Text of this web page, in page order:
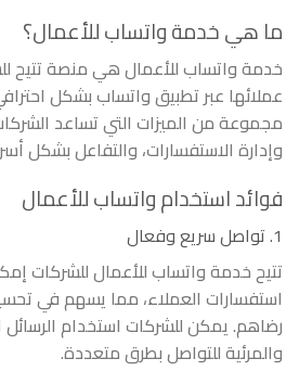
ما هي خدمة واتساب للأعمال؟
خدمة واتساب للأعمال هي منصة تتيح
عملائها عبر تطبيق واتساب بشكل
مجموعة من الميزات التي تساعد
وإدارة الاستفسارات، والتفاعل بشكل
فوائد استخدام واتساب للأعمال
1. تواصل سريع وفعال
تتيح خدمة واتساب للأعمال للشركات
استفسارات العملاء، مما يسهم في
رضاهم. يمكن للشركات استخدام الرسائل
والمرئية للتواصل بطرق متعددة.